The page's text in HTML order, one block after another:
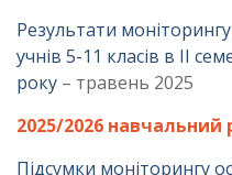
Результати
учнів 5-11 класів в ІІ
року – травень 2025
2025/2026 навчальний
Підсумки моніторингу